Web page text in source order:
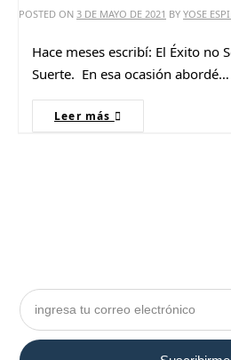
POSTED ON 3 DE MAYO DE 2021 BY YOSE
Hace meses escribí: El Éxito no
Suerte. En esa ocasión abordé…
Leer más